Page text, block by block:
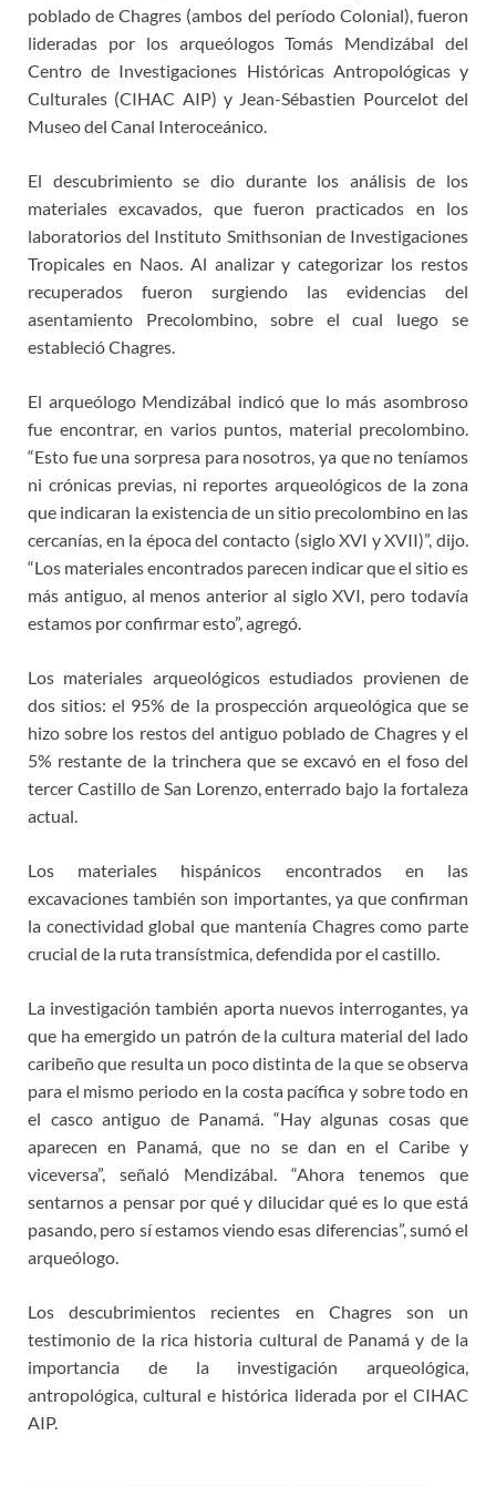
poblado de Chagres (ambos del período Colonial), fueron
lideradas por los arqueólogos Tomás Mendizábal del
Centro de Investigaciones Históricas Antropológicas y
Culturales (CIHAC AIP) y Jean-Sébastien Pourcelot del
Museo del Canal Interoceánico.
El descubrimiento se dio durante los análisis de los
materiales excavados, que fueron practicados en los
laboratorios del Instituto Smithsonian de Investigaciones
Tropicales en Naos. Al analizar y categorizar los restos
recuperados fueron surgiendo las evidencias del
asentamiento Precolombino, sobre el cual luego se
estableció Chagres.
El arqueólogo Mendizábal indicó que lo más asombroso
fue encontrar, en varios puntos, material precolombino.
“Esto fue una sorpresa para nosotros, ya que no teníamos
ni crónicas previas, ni reportes arqueológicos de la zona
que indicaran la existencia de un sitio precolombino en las
cercanías, en la época del contacto (siglo XVI y XVII)”, dijo.
“Los materiales encontrados parecen indicar que el sitio es
más antiguo, al menos anterior al siglo XVI, pero todavía
estamos por confirmar esto”, agregó.
Los materiales arqueológicos estudiados provienen de
dos sitios: el 95% de la prospección arqueológica que se
hizo sobre los restos del antiguo poblado de Chagres y el
5% restante de la trinchera que se excavó en el foso del
tercer Castillo de San Lorenzo, enterrado bajo la fortaleza
actual.
Los materiales hispánicos encontrados en las
excavaciones también son importantes, ya que confirman
la conectividad global que mantenía Chagres como parte
crucial de la ruta transístmica, defendida por el castillo.
La investigación también aporta nuevos interrogantes, ya
que ha emergido un patrón de la cultura material del lado
caribeño que resulta un poco distinta de la que se observa
para el mismo periodo en la costa pacífica y sobre todo en
el casco antiguo de Panamá. “Hay algunas cosas que
aparecen en Panamá, que no se dan en el Caribe y
viceversa”, señaló Mendizábal. “Ahora tenemos que
sentarnos a pensar por qué y dilucidar qué es lo que está
pasando, pero sí estamos viendo esas diferencias”, sumó el
arqueólogo.
Los descubrimientos recientes en Chagres son un
testimonio de la rica historia cultural de Panamá y de la
importancia de la investigación arqueológica,
antropológica, cultural e histórica liderada por el CIHAC
AIP.